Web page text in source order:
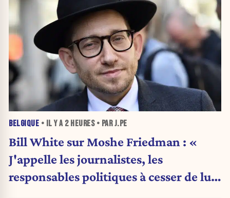
BELGIQUE • IL Y A 2 HEURES• PAR J.PE
Bill White sur Moshe Friedman : «
J'appelle les journalistes, les
responsables politiques à cesser de lui